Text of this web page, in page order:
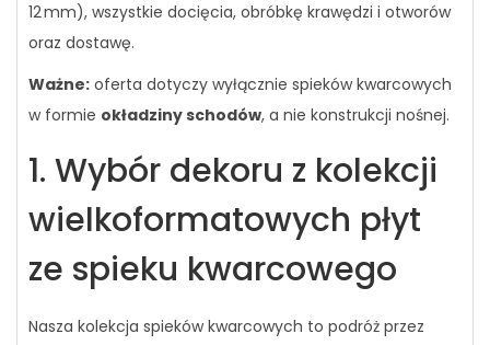
12 mm), wszystkie docięcia, obróbkę krawędzi i otworów
oraz dostawę.
Ważne: oferta dotyczy wyłącznie spieków kwarcowych
w formie okładziny schodów, a nie konstrukcji nośnej.
1. Wybór dekoru z kolekcji
wielkoformatowych płyt
ze spieku kwarcowego
Nasza kolekcja spieków kwarcowych to podróż przez